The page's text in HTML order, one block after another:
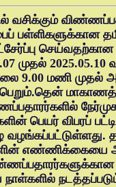
வசிக்கும்
பள்ளிகளுக்கான
செய்வதற்கான
முதல்
9.00 மணி முதல்
பெயர் விபரப்
எண்ணிக்கையை
நாள்களில்